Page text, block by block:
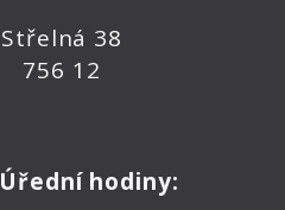
Střelná 38
756 12
Úřední hodiny: